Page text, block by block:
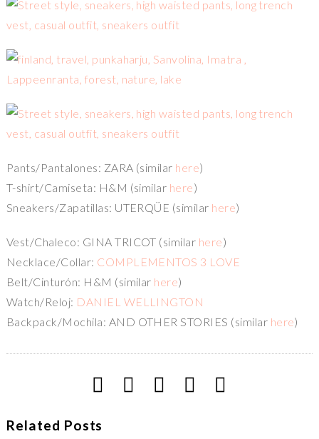
Pants/Pantalones: ZARA (similar here)
T-shirt/Camiseta: H&M (similar here)
Sneakers/Zapatillas: UTERQÜE (similar here)
Vest/Chaleco: GINA TRICOT (similar here)
Necklace/Collar: COMPLEMENTOS 3 LOVE
Belt/Cinturón: H&M (similar here)
Watch/Reloj: DANIEL WELLINGTON
Backpack/Mochila: AND OTHER STORIES (similar here)
Related Posts